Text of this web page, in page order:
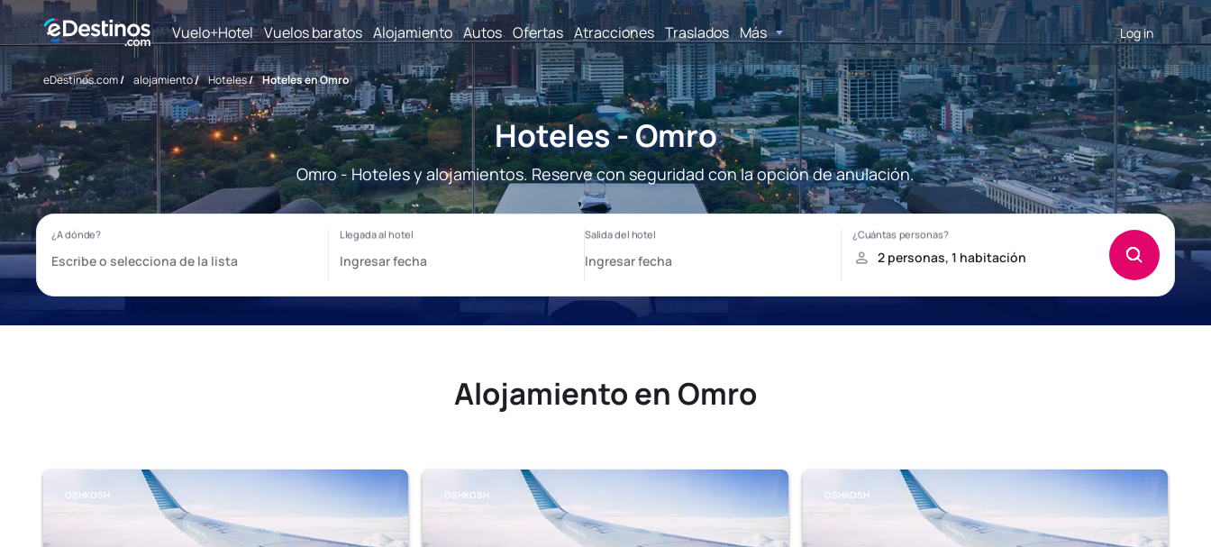
Vuelo+Hotel Vuelos baratos Alojamiento Autos Ofertas Atracciones Traslados Más Log in
eDestinos.com/ alojamiento/ Hoteles/ Hoteles en Omro
Hoteles - Omro
Omro - Hoteles y alojamientos. Reserve con seguridad con la opción de anulación.
Alojamiento en Omro
OSHKOSH OSHKOSH OSHKOSH